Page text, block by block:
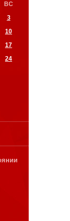
ВС
3
10
17
24